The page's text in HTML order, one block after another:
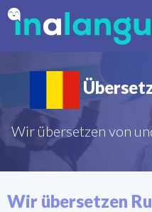
Wir übersetzen von
Wir übersetzen